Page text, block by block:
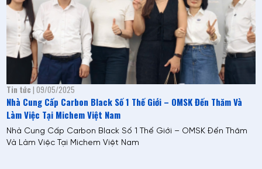
Tin tức | 09/05/2025
Nhà Cung Cấp Carbon Black Số 1 Thế Giới – OMSK Đến Thăm Và
Làm Việc Tại Michem Việt Nam
Nhà Cung Cấp Carbon Black Số 1 Thế Giới – OMSK Đến Thăm
Và Làm Việc Tại Michem Việt Nam